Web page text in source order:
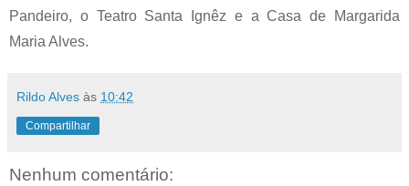
Pandeiro, o Teatro Santa Ignêz e a Casa de Margarida
Maria Alves.
Rildo Alves às 10:42
Compartilhar
Nenhum comentário: